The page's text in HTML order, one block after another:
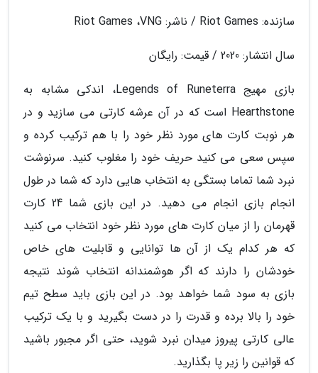
سازنده: Riot Games / ناشر: Riot Games ،VNG
سال انتشار: 2020 / قیمت: رایگان
بازی مهیج Legends of Runeterra، اندکی مشابه به
Hearthstone است که در آن عرشه کارتی می سازید و در
هر نوبت کارت های مورد نظر خود را با هم ترکیب کرده و
سپس سعی می کنید حریف خود را مغلوب کنید. سرنوشت
نبرد شما تماما بستگی به انتخاب هایی دارد که شما در طول
انجام بازی انجام می دهید. در این بازی شما 24 کارت
قهرمان را از میان کارت های مورد نظر خود انتخاب می کنید
که هر کدام یک از آن ها توانایی و قابلیت های خاص
خودشان را دارند که اگر هوشمندانه انتخاب شوند نتیجه
بازی به سود شما خواهد بود. در این بازی باید سطح تیم
خود را بالا برده و قدرت را در دست بگیرید و با یک ترکیب
عالی کارتی پیروز میدان نبرد شوید، حتی اگر مجبور باشید
که قوانین را زیر پا بگذارید.